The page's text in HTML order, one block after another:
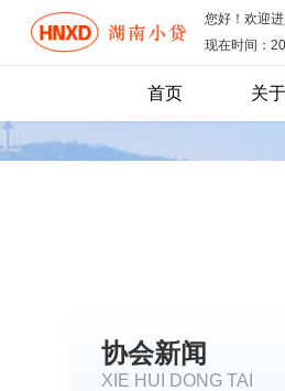
您好！欢迎
现在时间：
首页 关
协会新闻
XIE HUI DONG TAI